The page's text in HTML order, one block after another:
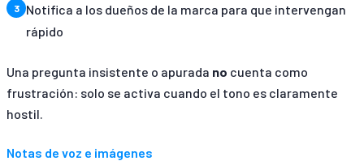
Notifica a los dueños de la marca para que intervengan
rápido
Una pregunta insistente o apurada no cuenta como
frustración: solo se activa cuando el tono es claramente
hostil.
Notas de voz e imágenes